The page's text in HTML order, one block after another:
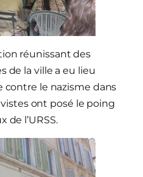
réunissant des
de la ville a eu lieu
contre le nazisme dans
ont posé le poing
de l’URSS.